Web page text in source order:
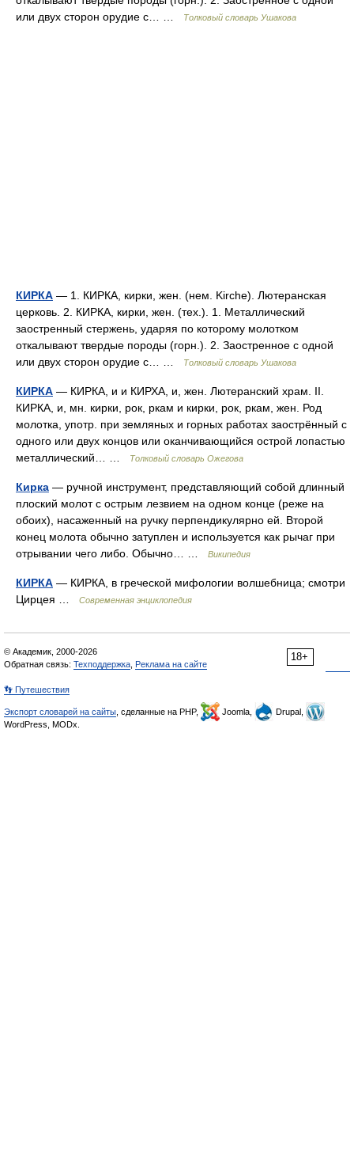
или двух сторон орудие с… …
Толковый словарь Ушакова
КИРКА — 1. КИРКА, кирки, жен. (нем. Kirche). Лютеранская
церковь. 2. КИРКА, кирки, жен. (тех.). 1. Металлический
заостренный стержень, ударяя по которому молотком
откалывают твердые породы (горн.). 2. Заостренное с одной
или двух сторон орудие с… …
Толковый словарь Ушакова
КИРКА — КИРКА, и и КИРХА, и, жен. Лютеранский храм. II.
КИРКА, и, мн. кирки, рок, ркам и кирки, рок, ркам, жен. Род
молотка, употр. при земляных и горных работах заострённый с
одного или двух концов или оканчивающийся острой лопастью
металлический… …
Толковый словарь Ожегова
Кирка — ручной инструмент, представляющий собой длинный
плоский молот с острым лезвием на одном конце (реже на
обоих), насаженный на ручку перпендикулярно ей. Второй
конец молота обычно затуплен и используется как рычаг при
отрывании чего либо. Обычно… …
Википедия
КИРКА — КИРКА, в греческой мифологии волшебница; смотри
Цирцея …
Современная энциклопедия
18+
© Академик, 2000-2026
Обратная связь: Техподдержка Реклама на сайте
👣 Путешествия
Экспорт словарей на сайты , сделанные на PHP, Joomla,
Drupal,
WordPress, MODx.